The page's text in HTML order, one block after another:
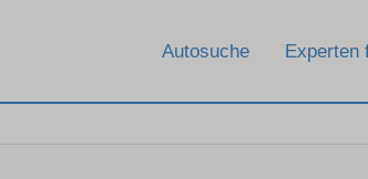
Autosuche Experten